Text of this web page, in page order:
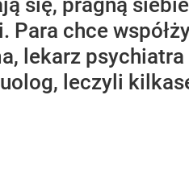
się, pragną
Para chce
lekarz
leczyli